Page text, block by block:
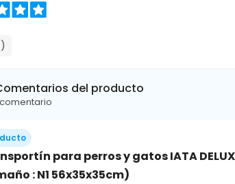
del producto
comentario
para perros y gatos IATA
: N1 56x35x35cm)